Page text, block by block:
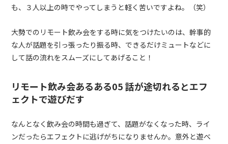
も、３人以上の時でやってしまうと軽く苦いですよね。（笑）
大勢でのリモート飲み会をする時に気をつけたいのは、幹事的
な人が話題を引っ張ったり振る時、できるだけミュートなどに
して話の流れをスムーズにしてあげること！
リモート飲み会あるある05 話が途切れるとエフ
ェクトで遊びだす
なんとなく飲み会の時間も過ぎて、話題がなくなった時、ライ
ンだったらエフェクトに逃げがちになりませんか。意外と遊べ